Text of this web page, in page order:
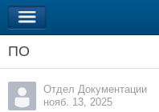
ПО
Отдел Документации
нояб. 13, 2025